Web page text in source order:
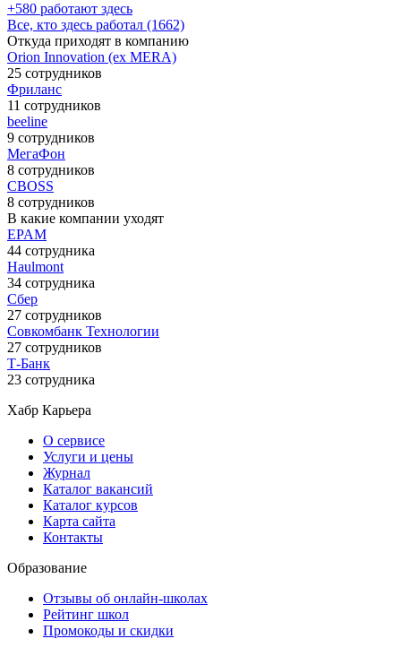
+580 работают здесь
Все, кто здесь работал (1662)
Откуда приходят в компанию
Orion Innovation (ex MERA)
25 сотрудников
Фриланс
11 сотрудников
beeline
9 сотрудников
МегаФон
8 сотрудников
CBOSS
8 сотрудников
В какие компании уходят
EPAM
44 сотрудника
Haulmont
34 сотрудника
Сбер
27 сотрудников
Совкомбанк Технологии
27 сотрудников
Т-Банк
23 сотрудника
Хабр Карьера
О сервисе
Услуги и цены
Журнал
Каталог вакансий
Каталог курсов
Карта сайта
Контакты
Образование
Отзывы об онлайн-школах
Рейтинг школ
Промокоды и скидки